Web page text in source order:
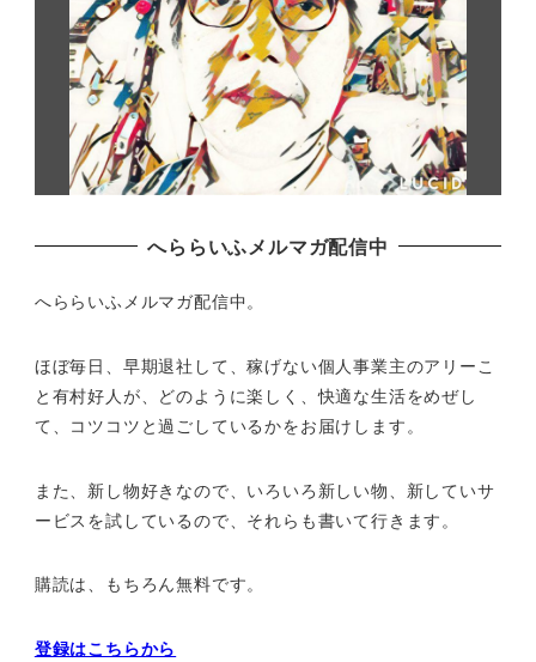
へららいふメルマガ配信中
へららいふメルマガ配信中。
ほぼ毎日、早期退社して、稼げない個人事業主のアリーこ
と有村好人が、どのように楽しく、快適な生活をめぜし
て、 コツコツと過ごしているかをお届けします。
また、新し物好きなので、いろいろ新しい物、 新していサ
ービスを試しているので、それらも書いて行きます。
購読は、もちろん無料です。
登録はこちらから